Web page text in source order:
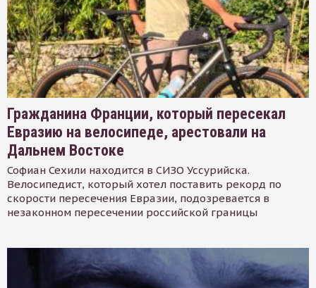
Гражданина Франции, который пересекал
Евразию на велосипеде, арестовали на
Дальнем Востоке
Софиан Сехили находится в СИЗО Уссурийска.
Велосипедист, который хотел поставить рекорд по
скорости пересечения Евразии, подозревается в
незаконном пересечении российской границы